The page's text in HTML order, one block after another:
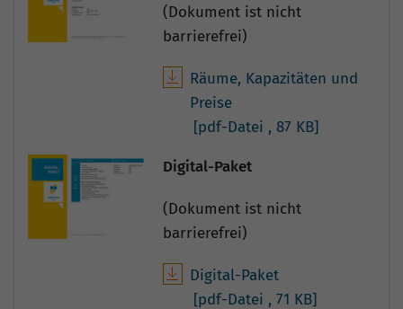
(Dokument ist nicht
barrierefrei)
Räume, Kapazitäten und
Preise
[pdf-Datei , 87 KB]
Digital-Paket
(Dokument ist nicht
barrierefrei)
Digital-Paket
[pdf-Datei , 71 KB]